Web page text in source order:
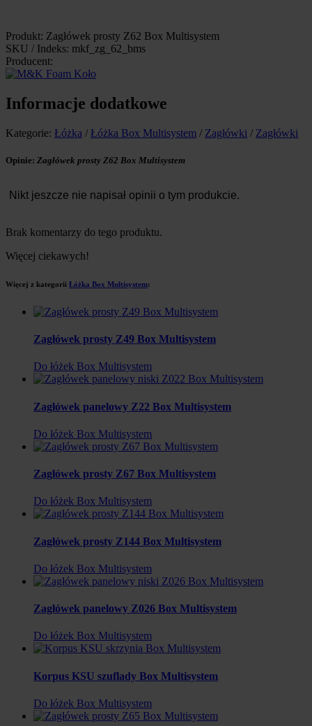
Produkt: Zagłówek prosty Z62 Box Multisystem
SKU / Indeks: mkf_zg_62_bms
Producent:
Informacje dodatkowe
Kategorie: Łóżka / Łóżka Box Multisystem / Zagłówki / Zagłówki
Opinie: Zagłówek prosty Z62 Box Multisystem
Nikt jeszcze nie napisał opinii o tym produkcie.
Brak komentarzy do tego produktu.
Więcej ciekawych!
Więcej z kategorii Łóżka Box Multisystem:
Zagłówek prosty Z49 Box Multisystem
Do łóżek Box Multisystem
Zagłówek panelowy Z22 Box Multisystem
Do łóżek Box Multisystem
Zagłówek prosty Z67 Box Multisystem
Do łóżek Box Multisystem
Zagłówek prosty Z144 Box Multisystem
Do łóżek Box Multisystem
Zagłówek panelowy Z026 Box Multisystem
Do łóżek Box Multisystem
Korpus KSU szuflady Box Multisystem
Do łóżek Box Multisystem